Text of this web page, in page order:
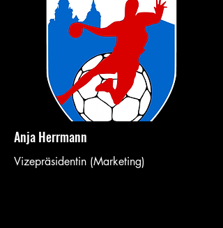
Anja Herrmann
Vizepräsidentin (Marketing)